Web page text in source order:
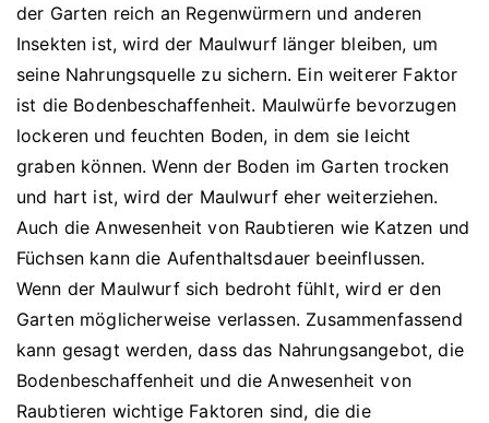
der Garten reich an Regenwürmern und anderen
Insekten ist, wird der Maulwurf länger bleiben, um
seine Nahrungsquelle zu sichern. Ein weiterer Faktor
ist die Bodenbeschaffenheit. Maulwürfe bevorzugen
lockeren und feuchten Boden, in dem sie leicht
graben können. Wenn der Boden im Garten trocken
und hart ist, wird der Maulwurf eher weiterziehen.
Auch die Anwesenheit von Raubtieren wie Katzen und
Füchsen kann die Aufenthaltsdauer beeinflussen.
Wenn der Maulwurf sich bedroht fühlt, wird er den
Garten möglicherweise verlassen. Zusammenfassend
kann gesagt werden, dass das Nahrungsangebot, die
Bodenbeschaffenheit und die Anwesenheit von
Raubtieren wichtige Faktoren sind, die die